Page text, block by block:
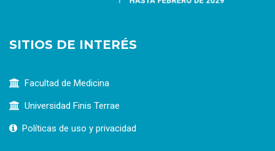
SITIOS DE INTERÉS
Facultad de Medicina
Universidad Finis Terrae
Políticas de uso y privacidad